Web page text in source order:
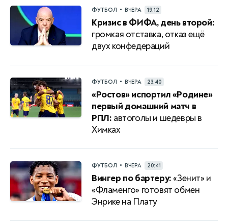
ФУТБОЛ • ВЧЕРА 19:12
Кризис в ФИФА, день второй:
громкая отставка, отказ ещё
двух конфедераций
ФУТБОЛ • ВЧЕРА 23:40
«Ростов» испортил «Родине»
первый домашний матч в
РПЛ: автоголы и шедевры в
Химках
ФУТБОЛ • ВЧЕРА 20:41
Вингер по бартеру:«Зенит» и
«Фламенго» готовят обмен
Энрике на Плату